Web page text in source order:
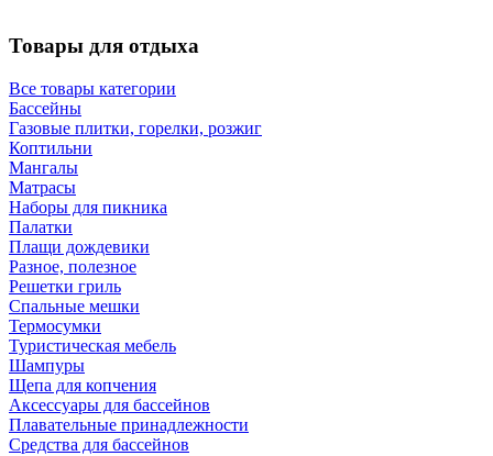
Товары для отдыха
Все товары категории
Бассейны
Газовые плитки, горелки, розжиг
Коптильни
Мангалы
Матрасы
Наборы для пикника
Палатки
Плащи дождевики
Разное, полезное
Решетки гриль
Спальные мешки
Термосумки
Туристическая мебель
Шампуры
Щепа для копчения
Аксессуары для бассейнов
Плавательные принадлежности
Средства для бассейнов